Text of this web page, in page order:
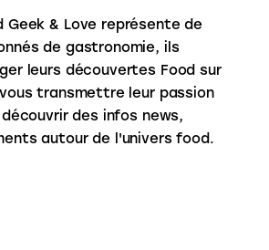
Geek & Love représente de
de gastronomie, ils
leurs découvertes Food sur
transmettre leur passion
des infos news,
autour de l'univers food.